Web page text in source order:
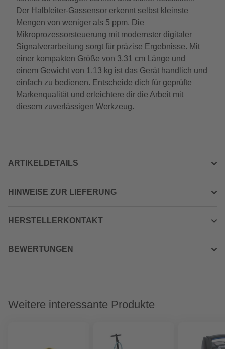
Der Halbleiter-Gassensor erkennt selbst kleinste
Mengen von weniger als 5 ppm. Die
Mikroprozessorsteuerung mit modernster digitaler
Signalverarbeitung sorgt für präzise Ergebnisse. Mit
einer kompakten Größe von 3.31 cm Länge und
einem Gewicht von 1.13 kg ist das Gerät handlich und
einfach zu bedienen. Entscheide dich für geprüfte
Markenqualität und erleichtere dir die Arbeit mit
diesem zuverlässigen Werkzeug.
ARTIKELDETAILS
HINWEISE ZUR LIEFERUNG
HERSTELLERKONTAKT
BEWERTUNGEN
Weitere interessante Produkte